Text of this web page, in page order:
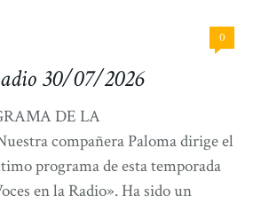
0
30/07/2026
DE LA
compañera Paloma dirige el
programa de esta temporada
en la Radio». Ha sido un